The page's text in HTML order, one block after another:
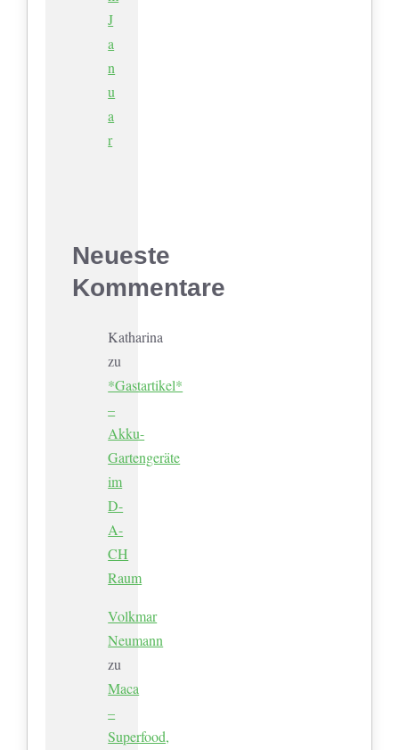
J
a
n
u
a
r
Neueste
Kommentare
Katharina
zu
*Gastartikel*
–
Akku-
Gartengeräte
im
D-
A-
CH
Raum
Volkmar
Neumann
zu
Maca
–
Superfood,